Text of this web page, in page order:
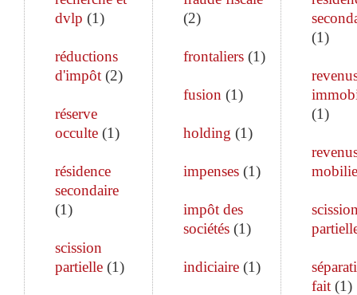
dvlp (1)
réductions
d'impôt (2)
réserve
occulte (1)
résidence
secondaire
(1)
scission
partielle (1)
(2)
frontaliers(1)
fusion (1)
holding (1)
impenses(1)
impôt des
sociétés(1)
indiciaire(1)
(1)
(1)
fait(1)